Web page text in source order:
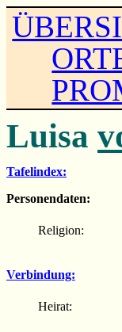
Luisa
Tafelindex:
Personendaten:
Religion:
Verbindung:
Heirat: